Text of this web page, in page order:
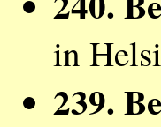
in
239.